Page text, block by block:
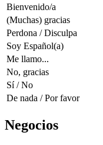
Bienvenido/a
(Muchas) gracias
Perdona / Disculpa
Soy Español(a)
Me llamo...
No, gracias
Sí / No
De nada / Por favor
Negocios